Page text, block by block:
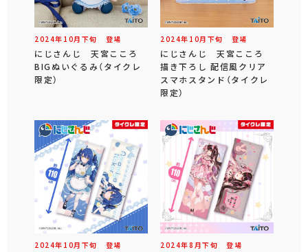
2024年 10月 下旬 登場
にじさんじ 天宮こころ
BIGぬいぐるみ（タイクレ
限定）
2024年 10月 下旬 登場
にじさんじ 天宮こころ
描き下ろし 配信風クリア
スマホスタンド（タイクレ
限定）
2024年 10月 下旬 登場 2024年8 月下旬 登場